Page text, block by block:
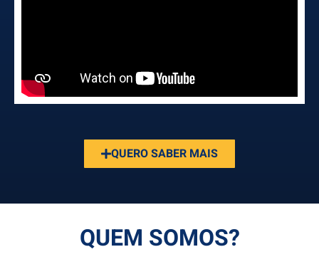
QUERO SABER MAIS
QUEM SOMOS?